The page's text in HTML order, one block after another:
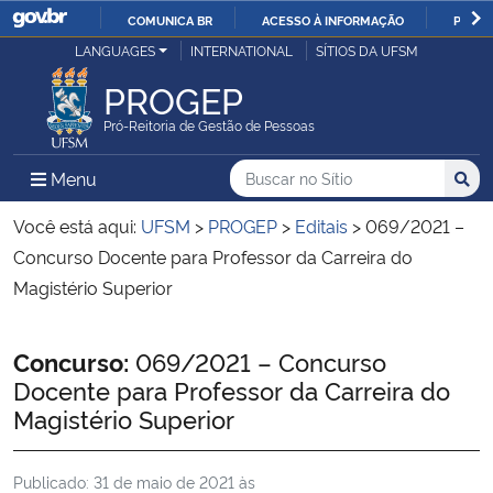
IR
COMUNICA BR ACESSO À INFORMAÇÃO
Ministério da Justiça e Segurança Pública
Ministério da Defesa
Ministério das Relações Exteriores
Ministério da Economia
Ministério da Agricultura, Pecuária e Abastecimento
Ministério da Educação
LANGUAGES INTERNATIONAL SÍTIOS DA UFSM
PROGEP
Pró-Reitoria de Gestão de Pessoas
Menu Menu Principal do Sítio
Busca
Buscar no no Sítio
Busca:
Você está aqui: UFSM > PROGEP > Editais >069/2021 –
Concurso Docente para Professor da Carreira do
Magistério Superior
Início do conteúdo
Concurso: 069/2021 – Concurso
Docente para Professor da Carreira do
Magistério Superior
Publicado: 31 de maio de 2021 às